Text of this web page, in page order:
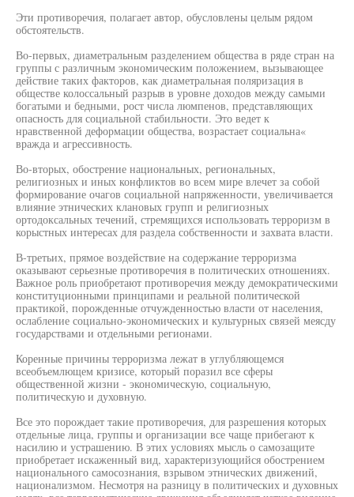
Эти противоречия, полагает автор, обусловлены целым рядом
обстоятельств.
Во-первых, диаметральным разделением общества в ряде стран на
группы с различным экономическим положением, вызывающее
действие таких факторов, как диаметральная поляризация в
обществе колоссальный разрыв в уровне доходов между самыми
богатыми и бедными, рост числа люмпенов, представляющих
опасность для социальной стабильности. Это ведет к
нравственной деформации общества, возрастает социальна«
вражда и агрессивность.
Во-вторых, обострение национальных, региональных,
религиозных и иных конфликтов во всем мире влечет за собой
формирование очагов социальной напряженности, увеличивается
влияние этнических клановых групп и религиозных
ортодоксальных течений, стремящихся использовать терроризм в
корыстных интересах для раздела собственности и захвата власти.
В-третьих, прямое воздействие на содержание терроризма
оказывают серьезные противоречия в политических отношениях.
Важное роль приобретают противоречия между демократическими
конституционными принципами и реальной политической
практикой, порожденные отчужденностью власти от населения,
ослабление социально-экономических и культурных связей меясду
государствами и отдельными регионами.
Коренные причины терроризма лежат в углубляющемся
всеобъемлющем кризисе, который поразил все сферы
общественной жизни - экономическую, социальную,
политическую и духовную.
Все это порождает такие противоречия, для разрешения которых
отдельные лица, группы и организации все чаще прибегают к
насилию и устрашению. В этих условиях мысль о самозащите
приобретает искаженный вид, характеризующийся обострением
национального самосознания, взрывом этнических движений,
национализмом. Несмотря на разницу в политических и духовных